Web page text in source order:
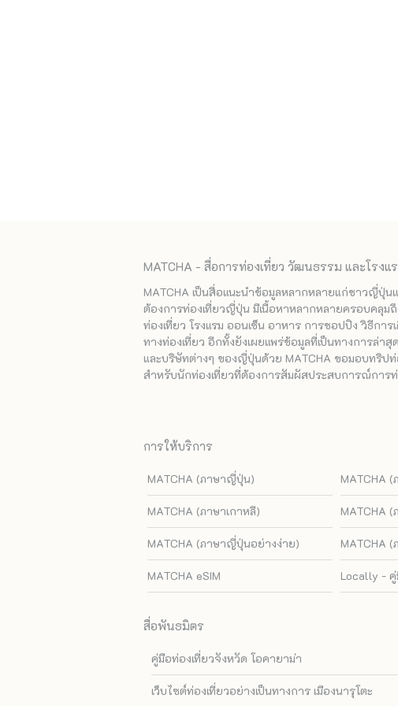
MATCHA - สื่อการท่องเที่ยว วัฒนธรรม และโรง
MATCHA เป็นสื่อแนะนำข้อมูลหลากหลายแก่ชาวญี่ปุ่น
ต้องการท่องเที่ยวญี่ปุ่น มีเนื้อหาหลากหลายครอบคลุม
ท่องเที่ยว โรงแรม ออนเซ็น อาหาร การชอปปิง วิธีการ
ทางท่องเที่ยว อีกทั้งยังเผยแพร่ข้อมูลที่เป็นทางการล่า
และบริษัทต่างๆ ของญี่ปุ่นด้วย MATCHA ขอมอบทริป
สำหรับนักท่องเที่ยวที่ต้องการสัมผัสประสบการณ์การ
การให้บริการ
MATCHA (ภาษาญี่ปุ่น) MATCHA
MATCHA (ภาษาเกาหลี) MATCHA
MATCHA (ภาษาญี่ปุ่นอย่างง่าย) MATCHA (
MATCHA eSIM Locally -
สื่อพันธมิตร
คู่มือท่องเที่ยวจังหวัด โอคายาม่า
เว็บไซต์ท่องเที่ยวอย่างเป็นทางการ เมืองนารุโตะ